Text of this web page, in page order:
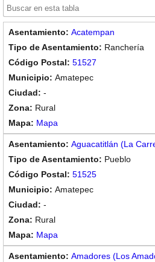
Acatempan
Ranchería
51527
Amatepec
-
Rural
Mapa
Aguacatitlán (La
Pueblo
51525
Amatepec
-
Rural
Mapa
Amadores (Los